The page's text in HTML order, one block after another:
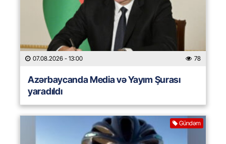
07.08.2026 - 13:00 78
Azərbaycanda Media və Yayım Şurası
yaradıldı
Gündəm